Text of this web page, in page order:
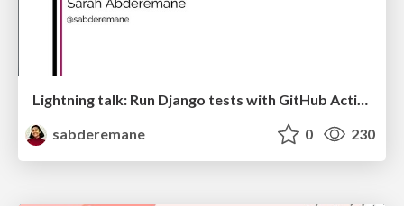
Lightning talk: Run Django tests with GitHub Actions
sabderemane
0 230